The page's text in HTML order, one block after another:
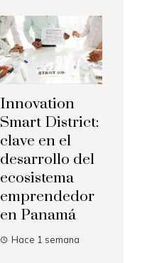
Innovation
Smart District:
clave en el
desarrollo del
ecosistema
emprendedor
en Panamá
Hace 1 semana